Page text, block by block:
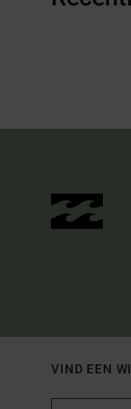
VIND EEN